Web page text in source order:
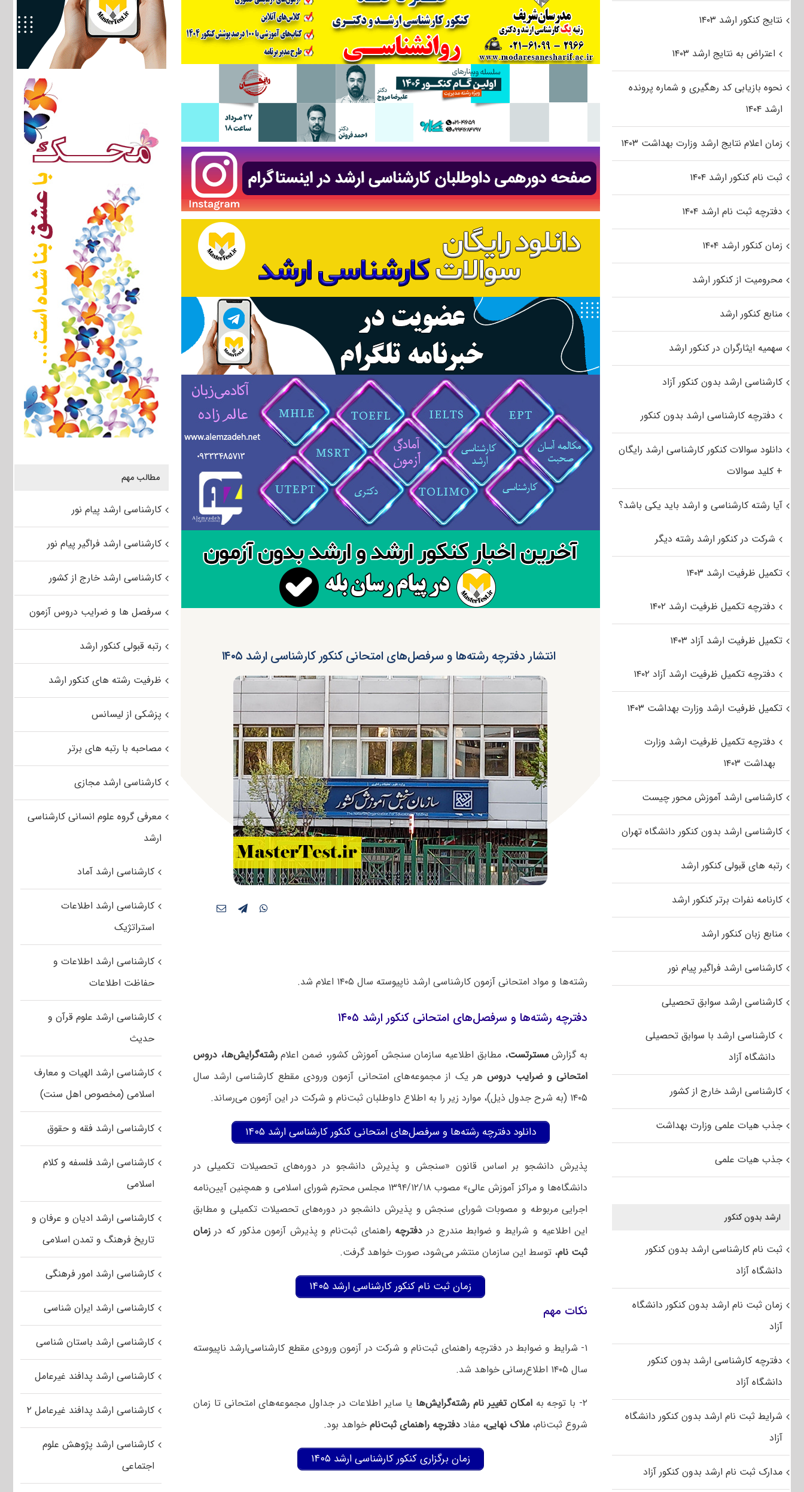
انتشار دفترچه رشته‌ها و سرفصل‌های امتحانی کنکور کارشناسی ارشد ۱۴۰۵
رشته‌ها و مواد امتحانی آزمون کارشناسی‌ ارشد ناپیوسته سال ۱۴۰۵ اعلام شد.
دفترچه رشته‌ها و سرفصل‌های امتحانی کنکور ارشد ۱۴۰۵
به گزارشمسترتست، مطابق اطلاعیه سازمان سنجش آموزش کشور، ضمن اعلامرشته‌گرایش‌ها، دروس
امتحانی و ضرایب دروسهر یک از مجموعه‌های امتحانی آزمون ورودی مقطع کارشناسی ارشد سال
۱۴۰۵ (به شرح جدول ذیل)، موارد زیر را به اطلاع داوطلبان ثبت‌نام و شرکت در این آزمون می‌رساند.
دانلود دفترچه رشته‌ها و سرفصل‌های امتحانی کنکور کارشناسی ارشد ۱۴۰۵
پذیرش دانشجو بر اساس قانون «سنجش و پذیرش دانشجو در دوره‌های تحصیلات تکمیلی در
دانشگاه‌ها و مراکز آموزش عالی» مصوب ۱۳۹۴/۱۲/۱۸ مجلس محترم شورای اسلامی و همچنین آیین‌نامه
اجرایی مربوطه و مصوبات شورای سنجش و پذیرش دانشجو در دوره‌های تحصیلات تکمیلی و مطابق
این اطلاعیه و شرایط و ضوابط مندرج در دفترچه راهنمای ثبت‌نام و پذیرش آزمون مذکور که درزمان
ثبت‌ نام، توسط این سازمان منتشر می‌شود، صورت خواهد گرفت.
زمان ثبت نام کنکور کارشناسی ارشد ۱۴۰۵
نکات مهم
۱- شرایط و ضوابط در دفترچه راهنمای ثبت‌نام و شرکت در آزمون ورودی مقطع کارشناسی‌ارشد ناپیوسته
سال ۱۴۰۵ اطلاع‌رسانی خواهد شد.
۲- با توجه به امکان تغییر نام رشته‌گرایش‌ها یا سایر اطلاعات در جداول مجموعه‌های امتحانی تا زمان
شروع ثبت‌نام، ملاک نهایی، مفاد دفترچه راهنمای ثبت‌نامخواهد بود.
زمان برگزاری کنکور کارشناسی ارشد ۱۴۰۵
مطالب مهم
کارشناسی ارشد پیام نور
کارشناسی ارشد فراگیر پیام نور
کارشناسی ارشد خارج از کشور
سرفصل ها و ضرایب دروس آزمون
رتبه قبولی کنکور ارشد
ظرفیت رشته های کنکور ارشد
پزشکی از لیسانس
مصاحبه با رتبه های برتر
کارشناسی ارشد مجازی
معرفی گروه علوم انسانی کارشناسی
ارشد
کارشناسی ارشد آماد
کارشناسی ارشد اطلاعات
استراتژیک
کارشناسی ارشد اطلاعات و
حفاظت اطلاعات
کارشناسی ارشد علوم قرآن و
حدیث
کارشناسی ارشد الهیات و معارف
اسلامی (مخصوص اهل سنت)
کارشناسی ارشد فقه و حقوق
کارشناسی ارشد فلسفه و کلام
اسلامی
کارشناسی ارشد ادیان و عرفان و
تاریخ فرهنگ و تمدن اسلامی
کارشناسی ارشد امور فرهنگی
کارشناسی ارشد ایران شناسی
کارشناسی ارشد باستان شناسی
کارشناسی ارشد پدافند غیرعامل
کارشناسی ارشد پدافند غیرعامل ۲
کارشناسی ارشد پژوهش علوم
اجتماعی
نتایج کنکور ارشد ۱۴۰۳
اعتراض به نتایج ارشد ۱۴۰۳
نحوه بازیابی کد رهگیری و شماره پرونده
ارشد ۱۴۰۴
زمان اعلام نتایج ارشد وزارت بهداشت ۱۴۰۳
ثبت نام کنکور ارشد ۱۴۰۴
دفترچه ثبت نام ارشد ۱۴۰۴
زمان کنکور ارشد ۱۴۰۴
محرومیت از کنکور ارشد
منابع کنکور ارشد
سهمیه ایثارگران در کنکور ارشد
کارشناسی ارشد بدون کنکور آزاد
دفترچه کارشناسی ارشد بدون کنکور
دانلود سوالات کنکور کارشناسی ارشد رایگان
+ کلید سوالات
آیا رشته کارشناسی و ارشد باید یکی باشد؟
شرکت در کنکور ارشد رشته دیگر
تکمیل ظرفیت ارشد ۱۴۰۳
دفترچه تکمیل ظرفیت ارشد ۱۴۰۲
تکمیل ظرفیت ارشد آزاد ۱۴۰۳
دفترچه تکمیل ظرفیت ارشد آزاد ۱۴۰۲
تکمیل ظرفیت ارشد وزارت بهداشت ۱۴۰۳
دفترچه تکمیل ظرفیت ارشد وزارت
بهداشت ۱۴۰۳
کارشناسی ارشد آموزش محور چیست
کارشناسی ارشد بدون کنکور دانشگاه تهران
رتبه های قبولی کنکور ارشد
کارنامه نفرات برتر کنکور ارشد
منابع زبان کنکور ارشد
کارشناسی ارشد فراگیر پیام نور
کارشناسی ارشد سوابق تحصیلی
کارشناسی ارشد با سوابق تحصیلی
دانشگاه آزاد
کارشناسی ارشد خارج از کشور
جذب هیات علمی وزارت بهداشت
جذب هیات علمی
ارشد بدون کنکور
ثبت نام کارشناسی ارشد بدون کنکور
دانشگاه آزاد
زمان ثبت نام ارشد بدون کنکور دانشگاه
آزاد
دفترچه کارشناسی ارشد بدون کنکور
دانشگاه آزاد
شرایط ثبت نام ارشد بدون کنکور دانشگاه
آزاد
مدارک ثبت نام ارشد بدون کنکور آزاد